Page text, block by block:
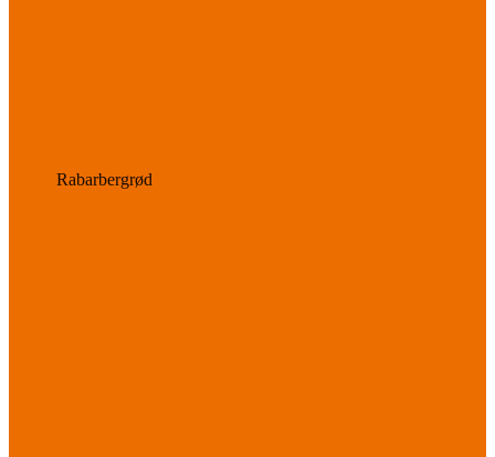
Rabarbergrød